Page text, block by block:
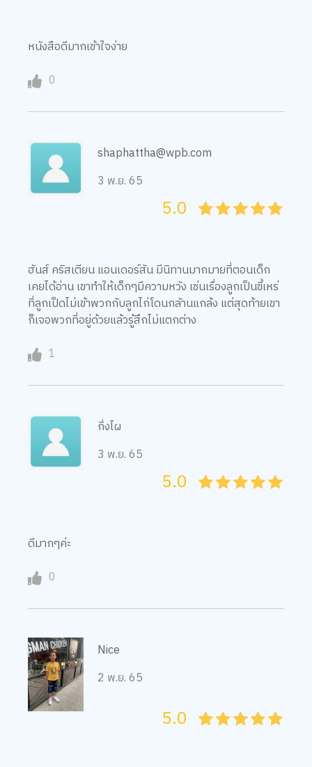
หนังสือดีมากเข้าใจง่าย
0
shaphattha@wpb.com
3 พ.ย. 65
45
4
35
3
25
2
15
1
05
5.0
ฮันส์ คริสเตียน แอนเดอร์สัน มีนิทานมากมายที่ตอนเด็ก
เคยได้อ่าน เขาทำให้เด็กๆมีความหวัง เช่นเรื่องลูกเป็นขี้เหร่
ที่ลูกเป็ดไม่เข้าพวกกับลูกไก่โดนกลัานแกล้ง แต่สุดท้ายเขา
ก็เจอพวกที่อยู่ด้วยแล้วรู้สึกไม่แตกต่าง
1
กิ่งไผ
3 พ.ย. 65
45
4
35
3
25
2
15
1
05
5.0
ดีมากๆค่ะ
0
Nice
2 พ.ย. 65
45
4
35
3
25
2
15
1
05
5.0